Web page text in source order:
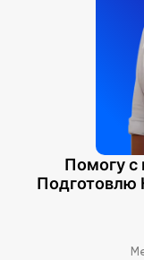
Помогу с
Подготовлю